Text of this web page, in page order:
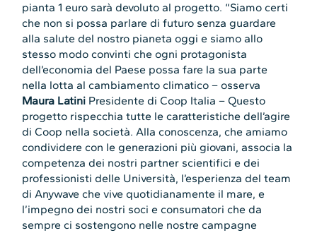
pianta 1 euro sarà devoluto al progetto. “Siamo certi
che non si possa parlare di futuro senza guardare
alla salute del nostro pianeta oggi e siamo allo
stesso modo convinti che ogni protagonista
dell’economia del Paese possa fare la sua parte
nella lotta al cambiamento climatico – osserva
Maura Latini Presidente di Coop Italia – Questo
progetto rispecchia tutte le caratteristiche dell’agire
di Coop nella società. Alla conoscenza, che amiamo
condividere con le generazioni più giovani, associa la
competenza dei nostri partner scientifici e dei
professionisti delle Università, l’esperienza del team
di Anywave che vive quotidianamente il mare, e
l’impegno dei nostri soci e consumatori che da
sempre ci sostengono nelle nostre campagne